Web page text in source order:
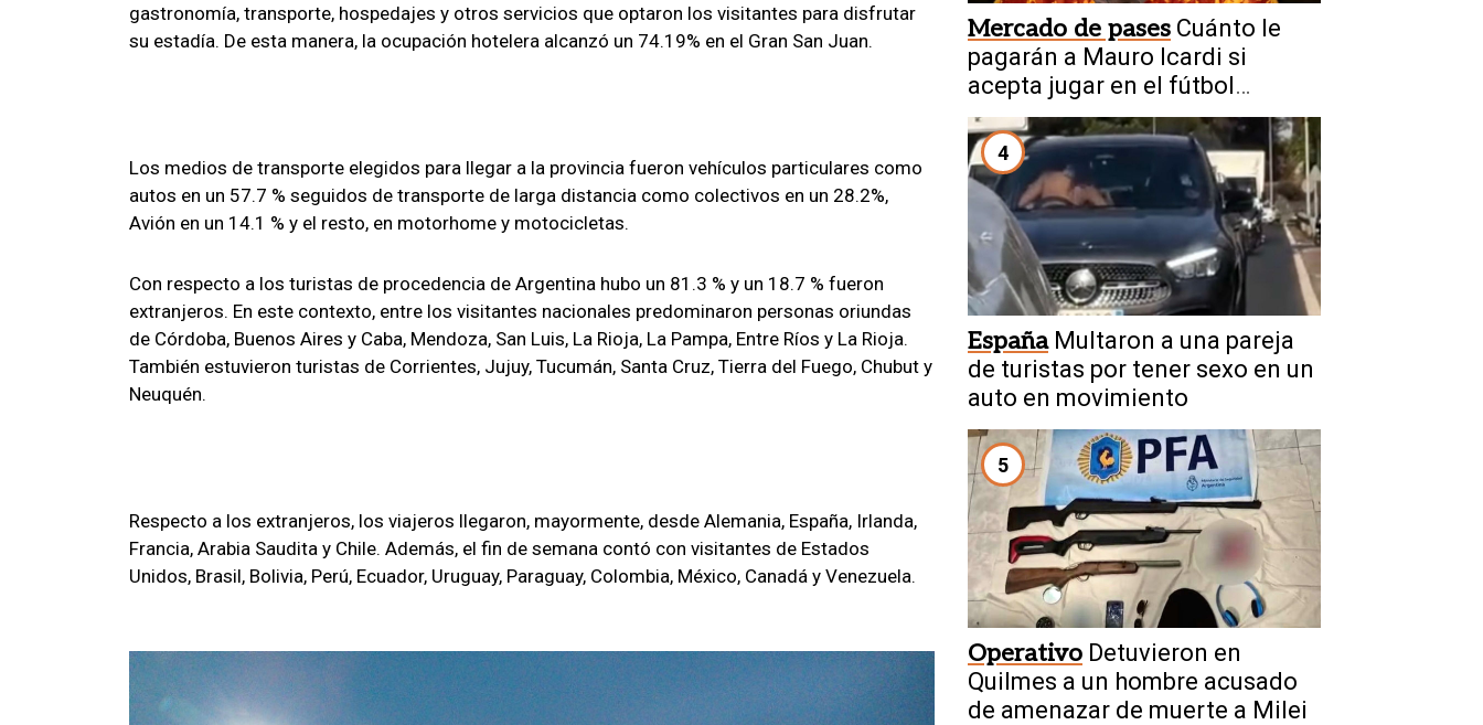
gastronomía, transporte, hospedajes y otros servicios que optaron los visitantes para disfrutar
su estadía. De esta manera, la ocupación hotelera alcanzó un 74.19% en el Gran San Juan.
Los medios de transporte elegidos para llegar a la provincia fueron vehículos particulares como
autos en un 57.7 % seguidos de transporte de larga distancia como colectivos en un 28.2%,
Avión en un 14.1 % y el resto, en motorhome y motocicletas.
Con respecto a los turistas de procedencia de Argentina hubo un 81.3 % y un 18.7 % fueron
extranjeros. En este contexto, entre los visitantes nacionales predominaron personas oriundas
de Córdoba, Buenos Aires y Caba, Mendoza, San Luis, La Rioja, La Pampa, Entre Ríos y La Rioja.
También estuvieron turistas de Corrientes, Jujuy, Tucumán, Santa Cruz, Tierra del Fuego, Chubut y
Neuquén.
Respecto a los extranjeros, los viajeros llegaron, mayormente, desde Alemania, España, Irlanda,
Francia, Arabia Saudita y Chile. Además, el fin de semana contó con visitantes de Estados
Unidos, Brasil, Bolivia, Perú, Ecuador, Uruguay, Paraguay, Colombia, México, Canadá y Venezuela.
Mercado de pases Cuánto le
pagarán a Mauro Icardi si
acepta jugar en el fútbol
argentino
4
España Multaron a una pareja
de turistas por tener sexo en un
auto en movimiento
5
Operativo Detuvieron en
Quilmes a un hombre acusado
de amenazar de muerte a Milei